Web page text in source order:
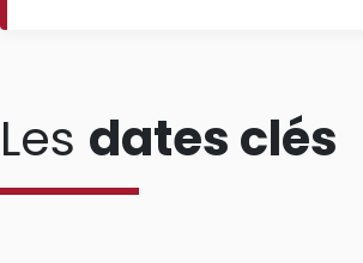
Les dates clés